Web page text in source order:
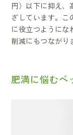
円）以下に抑え、
ざしています。こ
に役立つようにな
削減にもつながり
肥満に悩むペ